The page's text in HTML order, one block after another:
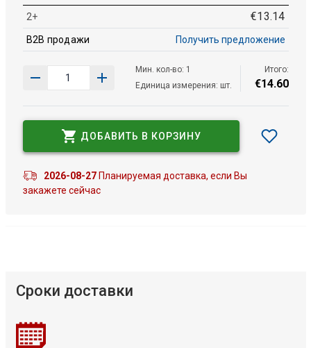
2+ €13.14
B2B продажи Получить предложение
Мин. кол-во: 1
Единица измерения: шт.
Итого:
€14.60
ДОБАВИТЬ В КОРЗИНУ
2026-08-27Планируемая доставка, если Вы
закажете сейчас
Сроки доставки